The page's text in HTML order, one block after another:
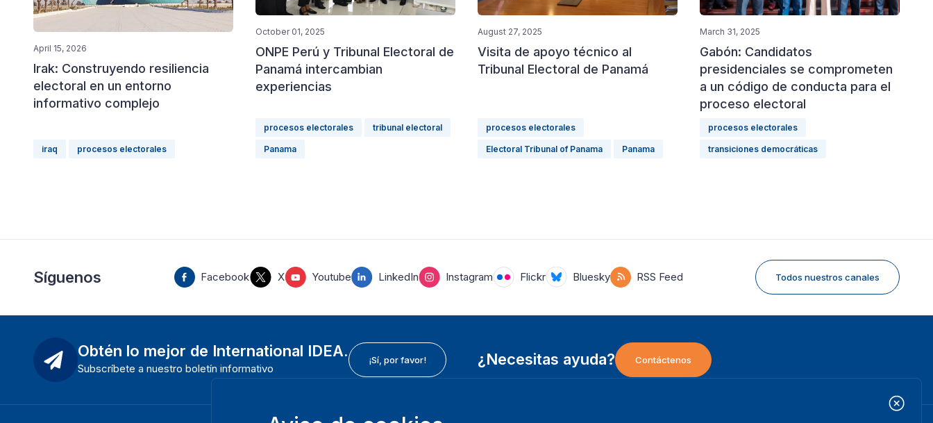
April 15, 2026
Irak: Construyendo resiliencia
electoral en un entorno
informativo complejo
iraq procesos electorales
October 01, 2025
ONPE Perú y Tribunal Electoral de
Panamá intercambian
experiencias
procesos electorales tribunal electoral
Panama
August 27, 2025
Visita de apoyo técnico al
Tribunal Electoral de Panamá
procesos electorales
Electoral Tribunal of Panama Panama
March 31, 2025
Gabón: Candidatos
presidenciales se comprometen
a un código de conducta para el
proceso electoral
procesos electorales
transiciones democráticas
Síguenos Facebook X Youtube LinkedIn Instagram Flickr Bluesky RSS Feed Todos nuestros canales
Obtén lo mejor de International IDEA.
Subscríbete a nuestro boletín informativo
¡Sí, por favor! ¿Necesitas ayuda? Contáctenos